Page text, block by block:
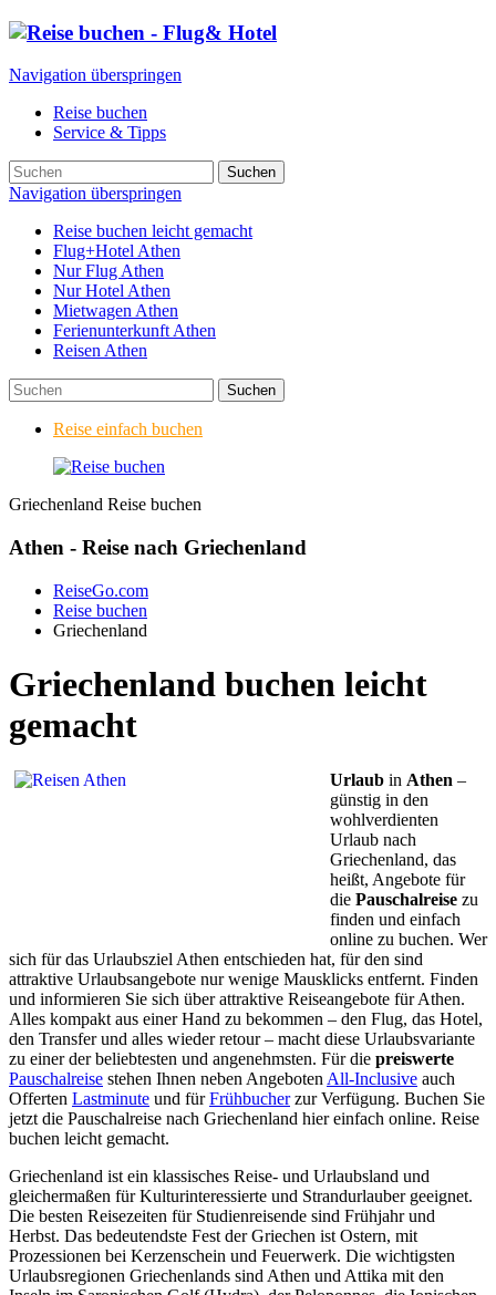
Navigation überspringen
Reise buchen
Service & Tipps
Suchen
Navigation überspringen
Reise buchen leicht gemacht
Flug+Hotel Athen
Nur Flug Athen
Nur Hotel Athen
Mietwagen Athen
Ferienunterkunft Athen
Reisen Athen
Suchen
Reise einfach buchen
Griechenland Reise buchen
Athen - Reise nach Griechenland
ReiseGo.com
Reise buchen
Griechenland
Griechenland buchen leicht
gemacht
Urlaub in Athen –
günstig in den
wohlverdienten
Urlaub nach
Griechenland, das
heißt, Angebote für
die Pauschalreise zu
finden und einfach
online zu buchen. Wer
sich für das Urlaubsziel Athen entschieden hat, für den sind
attraktive Urlaubsangebote nur wenige Mausklicks entfernt. Finden
und informieren Sie sich über attraktive Reiseangebote für Athen.
Alles kompakt aus einer Hand zu bekommen – den Flug, das Hotel,
den Transfer und alles wieder retour – macht diese Urlaubsvariante
zu einer der beliebtesten und angenehmsten. Für die preiswerte
Pauschalreise stehen Ihnen neben Angeboten All-Inclusive auch
Offerten Lastminute und fürFrühbucherzur Verfügung. Buchen Sie
jetzt die Pauschalreise nach Griechenland hier einfach online. Reise
buchen leicht gemacht.
Griechenland ist ein klassisches Reise- und Urlaubsland und
gleichermaßen für Kulturinteressierte und Strandurlauber geeignet.
Die besten Reisezeiten für Studienreisende sind Frühjahr und
Herbst. Das bedeutendste Fest der Griechen ist Ostern, mit
Prozessionen bei Kerzenschein und Feuerwerk. Die wichtigsten
Urlaubsregionen Griechenlands sind Athen und Attika mit den